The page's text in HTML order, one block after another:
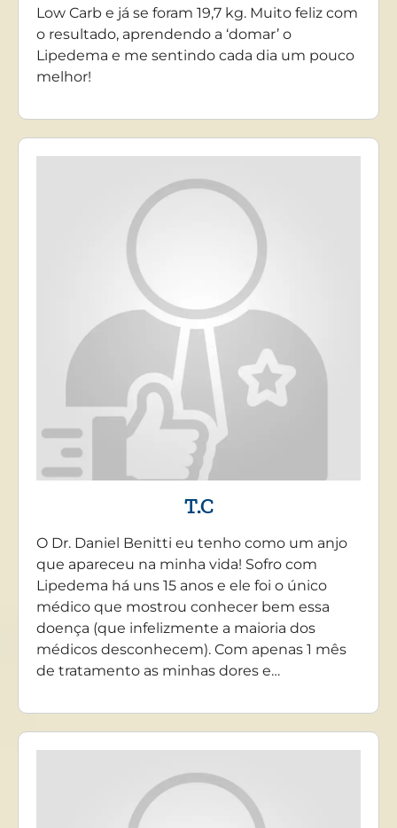
Low Carb e já se foram 19,7 kg. Muito feliz com
o resultado, aprendendo a ‘domar’ o
Lipedema e me sentindo cada dia um pouco
melhor!
T.C
O Dr. Daniel Benitti eu tenho como um anjo
que apareceu na minha vida! Sofro com
Lipedema há uns 15 anos e ele foi o único
médico que mostrou conhecer bem essa
doença (que infelizmente a maioria dos
médicos desconhecem). Com apenas 1 mês
de tratamento as minhas dores e…